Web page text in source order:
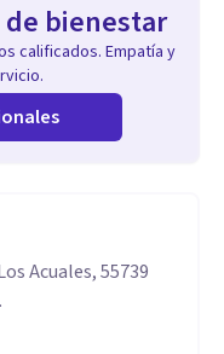
bienestar
calificados. Empatía y
Acuales, 55739